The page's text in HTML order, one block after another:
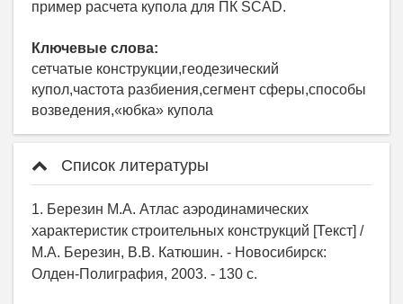
пример расчета купола для ПК SCAD.
Ключевые слова:
сетчатые конструкции,геодезический
купол,частота разбиения,сегмент сферы,способы
возведения,«юбка» купола
Список литературы
1. Березин М.А. Атлас аэродинамических
характеристик строительных конструкций [Текст] /
М.А. Березин, В.В. Катюшин. - Новосибирск:
Олден-Полиграфия, 2003. - 130 с.